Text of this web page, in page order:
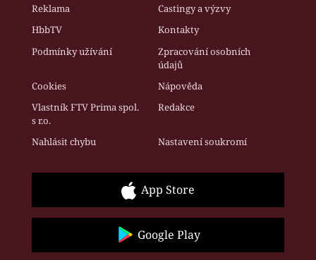
Reklama
Castingy a výzvy
HbbTV
Kontakty
Podmínky užívání
Zpracování osobních
údajů
Cookies
Nápověda
Vlastník FTV Prima spol.
s r.o.
Redakce
Nahlásit chybu Nastavení soukromí
App Store
Google Play